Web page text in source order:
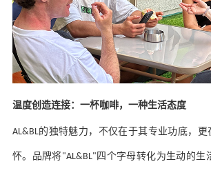
温度创造连接：一杯咖啡，一种生活态度
AL&BL的独特魅力，不仅在于其专业功底，更
怀。品牌将"AL&BL" 四个字母转化为生动的生